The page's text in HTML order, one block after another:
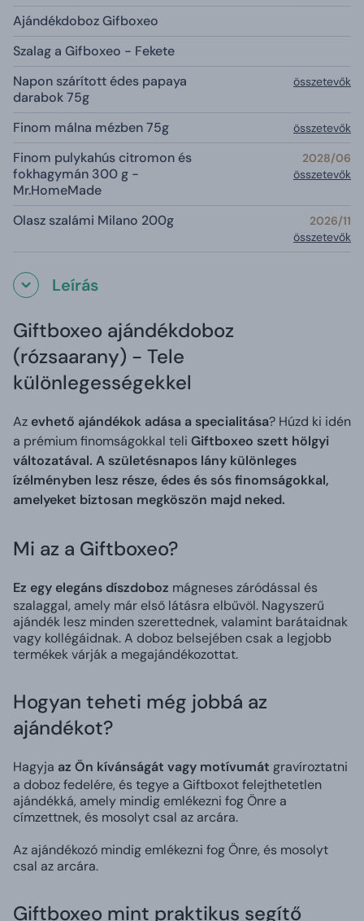
Ajándékdoboz Gifboxeo
Szalag a Gifboxeo - Fekete
Napon szárított édes papaya
darabok 75g
összetevők
Finom málna mézben 75g összetevők
Finom pulykahús citromon és
fokhagymán 300 g -
Mr.HomeMade
2028/06
összetevők
Olasz szalámi Milano 200g
2026/11
összetevők
Leírás
Giftboxeo ajándékdoboz
(rózsaarany) - Tele
különlegességekkel
Az evhető ajándékok adása a specialitása? Húzd ki idén
a prémium finomságokkal teli Giftboxeo szett hölgyi
változatával. A születésnapos lány különleges
ízélményben lesz része, édes és sós finomságokkal,
amelyeket biztosan megköszön majd neked.
Mi az a Giftboxeo?
Ez egy elegáns díszdoboz mágneses záródással és
szalaggal, amely már első látásra elbűvöl. Nagyszerű
ajándék lesz minden szerettednek, valamint barátaidnak
vagy kollégáidnak. A doboz belsejében csak a legjobb
termékek várják a megajándékozottat.
Hogyan teheti még jobbá az
ajándékot?
Hagyja az Ön kívánságát vagy motívumát gravíroztatni
a doboz fedelére, és tegye a Giftboxot felejthetetlen
ajándékká, amely mindig emlékezni fog Önre a
címzettnek, és mosolyt csal az arcára.
Az ajándékozó mindig emlékezni fog Önre, és mosolyt
csal az arcára.
Giftboxeo mint praktikus segítő